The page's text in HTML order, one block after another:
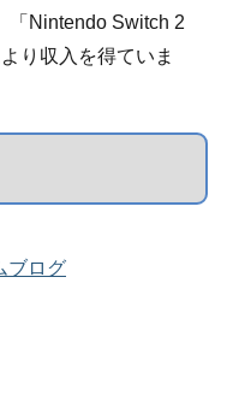
Nintendo Switch 2
り収入を得ていま
ブログ